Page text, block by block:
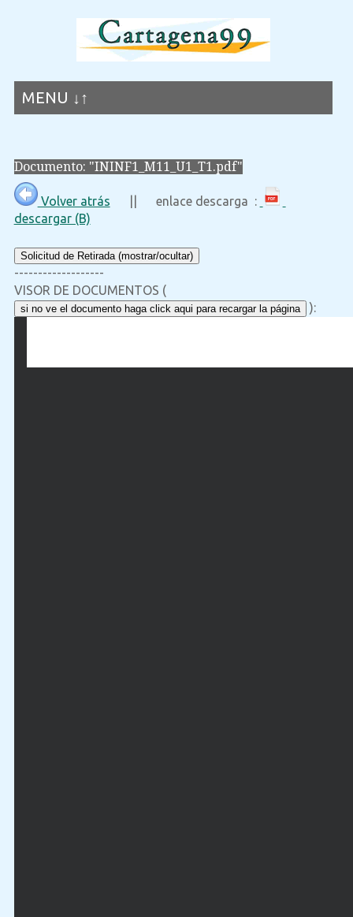
MENU ↓↑
Documento: "ININF1_M11_U1_T1.pdf"
Volver atrás || enlace descarga :
descargar (B)
Solicitud de Retirada (mostrar/ocultar)
-------------------
VISOR DE DOCUMENTOS (
si no ve el documento haga click aqui para recargar la página ):